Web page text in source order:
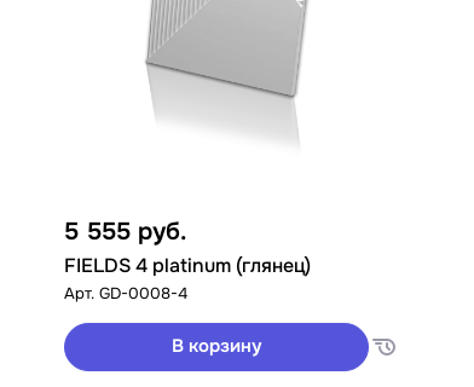
5 555 руб.
FIELDS 4 platinum (глянец)
Арт. GD-0008-4
В корзину